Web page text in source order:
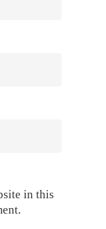
in this